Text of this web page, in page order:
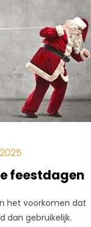
feestdagen
het voorkomen dat
dan gebruikelijk.